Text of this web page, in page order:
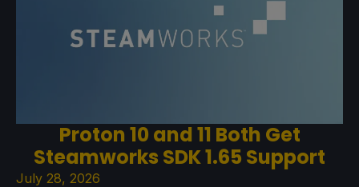
Proton 10 and 11 Both Get
Steamworks SDK 1.65 Support
July 28, 2026